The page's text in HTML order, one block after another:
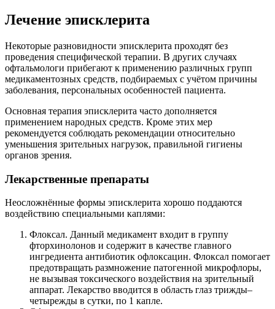
Лечение эписклерита
Некоторые разновидности эписклерита проходят без
проведения специфической терапии. В других случаях
офтальмологи прибегают к применению различных групп
медикаментозных средств, подбираемых с учётом причины
заболевания, персональных особенностей пациента.
Основная терапия эписклерита часто дополняется
применением народных средств. Кроме этих мер
рекомендуется соблюдать рекомендации относительно
уменьшения зрительных нагрузок, правильной гигиены
органов зрения.
Лекарственные препараты
Неосложнённые формы эписклерита хорошо поддаются
воздействию специальными каплями:
Флоксал. Данный медикамент входит в группу
фторхинолонов и содержит в качестве главного
ингредиента антибиотик офлоксацин. Флоксал помогает
предотвращать размножение патогенной микрофлоры,
не вызывая токсического воздействия на зрительный
аппарат. Лекарство вводится в область глаз трижды–
четырежды в сутки, по 1 капле.